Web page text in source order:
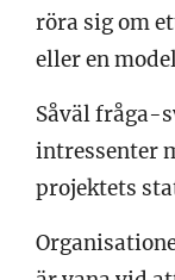
röra sig om
eller en
Såväl fråga-
intressenter
projektets